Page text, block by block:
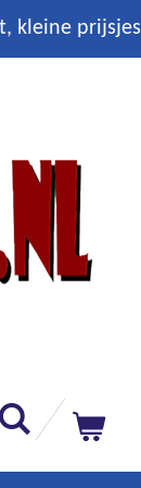
kleine prijsjes